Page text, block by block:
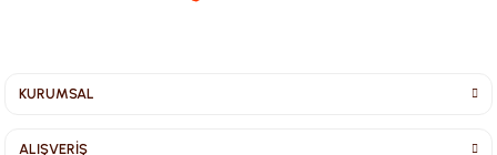
KURUMSAL
ALIŞVERİŞ